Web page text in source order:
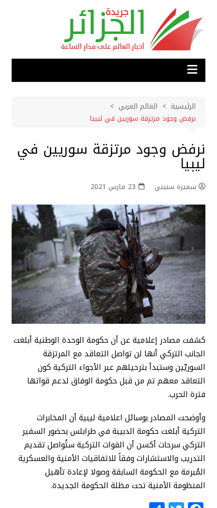
المحتوى
الرئيسية
العالم العربي
نرفض وجود مرتزقة سوريين في ليبيا
نرفض وجود مرتزقة سوريين في
ليبيا
سميرة سنيني 23 مارس 2021
كشفت مصادر إعلامية عن أن حكومة الوحدة الوطنية أبلغت
الجانب التركي أنها لن تواصل التعاقد مع المرتزقة
السوريّين وستبدأ بترحيلهم عبر الأجواء التركية كون
التعاقد معهم تم من قبل حكومة الوفاق لدعم قواتها
فترة الحرب.
وأوضحت المصادر بوسائل اعلامية ليبية أن المخابرات
التركية أبلغت حكومة الدبيبة في طرابلس بحضور السفير
التركي سرحات أكسن أن القوات التركية ستُواصل تقديم
التدريب والاستشارات وفقاً للاتفاقيات الأمنية والعسكرية
المُبرمة مع الحكومة السابقة وصولا لإعادة تأهيل
المنظومة الأمنية تحت مظلة الحكومة الجديدة.